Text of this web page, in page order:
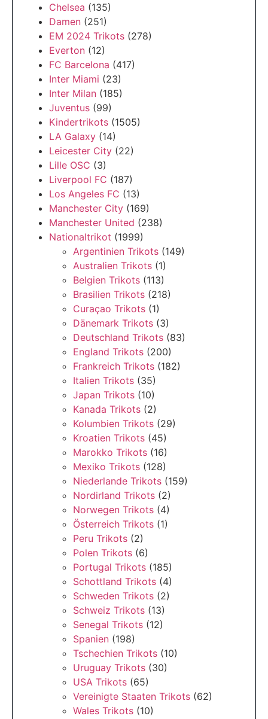
Chelsea (135)
Damen (251)
EM 2024 Trikots (278)
Everton (12)
FC Barcelona (417)
Inter Miami (23)
Inter Milan (185)
Juventus (99)
Kindertrikots (1505)
LA Galaxy (14)
Leicester City (22)
Lille OSC (3)
Liverpool FC (187)
Los Angeles FC (13)
Manchester City (169)
Manchester United (238)
Nationaltrikot (1999)
Argentinien Trikots (149)
Australien Trikots (1)
Belgien Trikots (113)
Brasilien Trikots (218)
Curaçao Trikots (1)
Dänemark Trikots (3)
Deutschland Trikots (83)
England Trikots (200)
Frankreich Trikots (182)
Italien Trikots (35)
Japan Trikots (10)
Kanada Trikots (2)
Kolumbien Trikots (29)
Kroatien Trikots (45)
Marokko Trikots (16)
Mexiko Trikots (128)
Niederlande Trikots (159)
Nordirland Trikots (2)
Norwegen Trikots (4)
Österreich Trikots (1)
Peru Trikots (2)
Polen Trikots (6)
Portugal Trikots (185)
Schottland Trikots (4)
Schweden Trikots (2)
Schweiz Trikots (13)
Senegal Trikots (12)
Spanien (198)
Tschechien Trikots (10)
Uruguay Trikots (30)
USA Trikots (65)
Vereinigte Staaten Trikots (62)
Wales Trikots (10)